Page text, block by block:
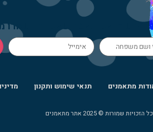
הרשמו לניוזלטר שלנו והישארו
מתאמנים תנאי שימוש ותקנון
כל הזכויות שמורות © 2025 אתר מתאמנים